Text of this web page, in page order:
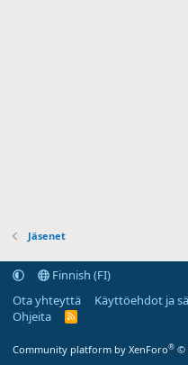
Jäsenet
Finnish (FI)
Ota yhteyttä
Käyttöehdot ja
Ohjeita
R
Community platform by XenForo® ©